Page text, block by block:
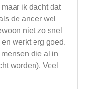
ik dacht dat
de ander wel
niet zo snel
werkt erg goed.
die al in
worden). Veel